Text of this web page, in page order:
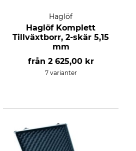
Haglöf
Haglöf Komplett
Tillväxtborr, 2-skär 5,15
mm
från 2 625,00 kr
7 varianter